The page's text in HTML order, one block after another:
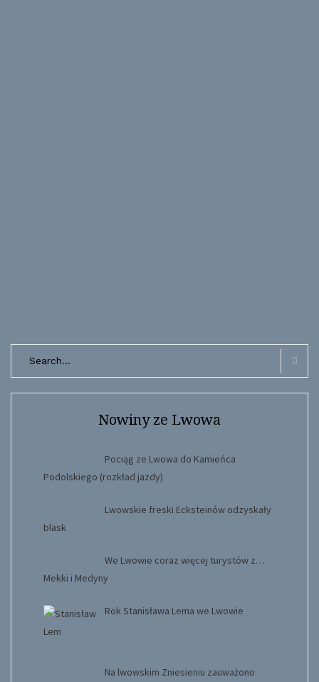
Search
Nowiny ze Lwowa
Pociąg ze Lwowa do Kamieńca
Podolskiego (rozkład jazdy)
Lwowskie freski Ecksteinów odzyskały
blask
We Lwowie coraz więcej turystów z…
Mekki i Medyny
Rok Stanisława Lema we Lwowie
Na lwowskim Zniesieniu zauważono